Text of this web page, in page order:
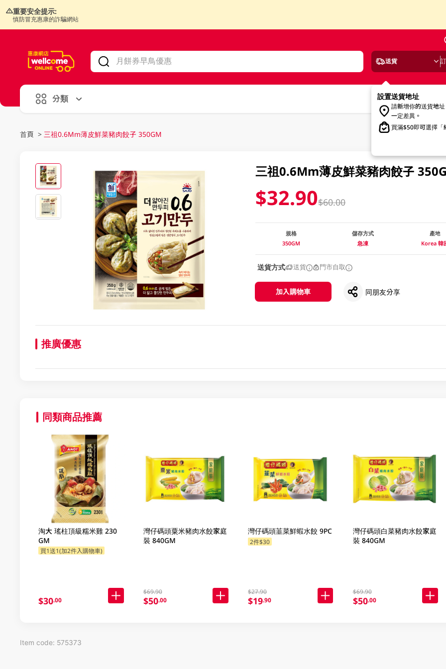
重要安全提示:
慎防冒充惠康的詐騙網站
送貨
設置送貨地址
請新增你的送貨地
一定差異。
買滿$50即可選擇「
分類
首頁 > 三祖0.6Mm薄皮鮮菜豬肉餃子 350GM
三祖0.6Mm薄皮鮮菜豬肉餃子
$32.90$60.00
規格
350GM
儲存方式
急凍
產地
Korea 韓
送貨方式 送貨 門市自取
加入購物車 同朋友分享
推廣優惠
同類商品推薦
淘大 瑤柱頂級糯米雞 230
GM
買1送1(加2件入購物車)
$30.00
灣仔碼頭粟米豬肉水餃家庭
裝 840GM
$69.90
$50.00
灣仔碼頭韮菜鮮蝦水餃 9PC
2件$30
$27.90
$19.90
灣仔碼頭白菜豬肉水餃家庭
裝 840GM
$69.90
$50.00
Item code: 575373